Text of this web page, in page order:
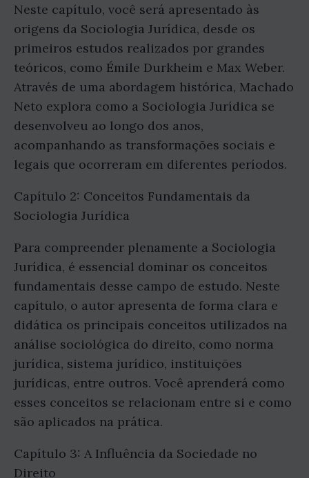
Neste capítulo, você será apresentado às
origens da Sociologia Jurídica, desde os
primeiros estudos realizados por grandes
teóricos, como Émile Durkheim e Max Weber.
Através de uma abordagem histórica, Machado
Neto explora como a Sociologia Jurídica se
desenvolveu ao longo dos anos,
acompanhando as transformações sociais e
legais que ocorreram em diferentes períodos.
Capítulo 2: Conceitos Fundamentais da
Sociologia Jurídica
Para compreender plenamente a Sociologia
Jurídica, é essencial dominar os conceitos
fundamentais desse campo de estudo. Neste
capítulo, o autor apresenta de forma clara e
didática os principais conceitos utilizados na
análise sociológica do direito, como norma
jurídica, sistema jurídico, instituições
jurídicas, entre outros. Você aprenderá como
esses conceitos se relacionam entre si e como
são aplicados na prática.
Capítulo 3: A Influência da Sociedade no
Direito